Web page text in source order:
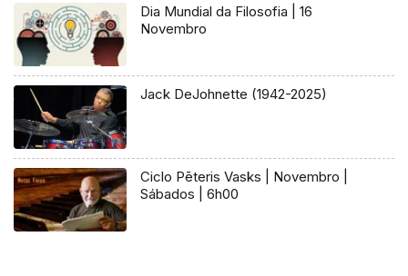
Dia Mundial da Filosofia | 16
Novembro
Jack DeJohnette (1942-2025)
Ciclo Pēteris Vasks | Novembro |
Sábados | 6h00